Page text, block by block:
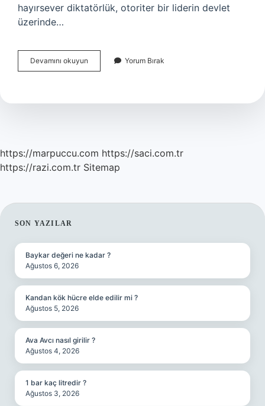
hayırsever diktatörlük, otoriter bir liderin devlet
üzerinde…
Devamını okuyun Diktatörlük
Ne
Yorum Bırak
https://marpuccu.com https://saci.com.tr
https://razi.com.tr Sitemap
SIDEBAR
SON YAZILAR
Baykar değeri ne kadar ?
Ağustos 6, 2026
Kandan kök hücre elde edilir mi ?
Ağustos 5, 2026
Ava Avcı nasıl girilir ?
Ağustos 4, 2026
1 bar kaç litredir ?
Ağustos 3, 2026